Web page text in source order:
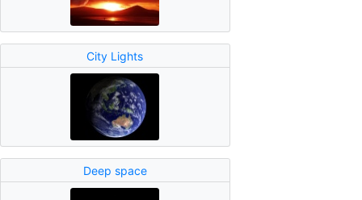
City Lights
Deep space